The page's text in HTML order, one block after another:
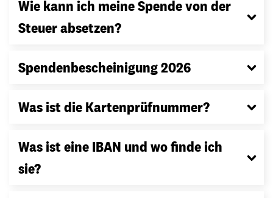
Wie kann ich meine Spende von der
Steuer absetzen?
Spendenbescheinigung 2026
Was ist die Kartenprüfnummer?
Was ist eine IBAN und wo finde ich
sie?